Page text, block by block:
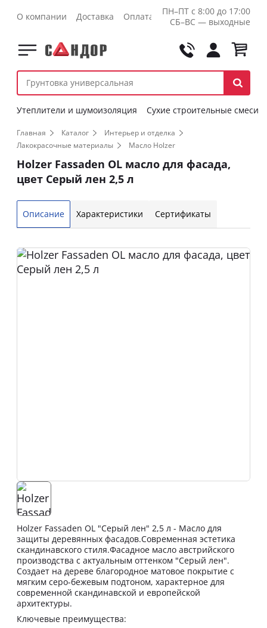
О компании Доставка Оплата Контакты Оптовикам
ПН–ПТ с 8:00 до 17:00
СБ–ВС — выходные
Утеплители и шумоизоляция Сухие строительные смеси
Главная Каталог
Интерьер и отделка
Лакокрасочные материалы
Масло Holzer
Holzer Fassaden OL масло для фасада,
цвет Серый лен 2,5 л
Описание Характеристики Сертификаты
Holzer Fassaden OL "Серый лен" 2,5 л - Масло для
защиты деревянных фасадов.Современная эстетика
скандинавского стиля.Фасадное масло австрийского
производства с актуальным оттенком "Серый лен".
Создает на дереве благородное матовое покрытие с
мягким серо-бежевым подтоном, характерное для
современной скандинавской и европейской
архитектуры.
Ключевые преимущества: